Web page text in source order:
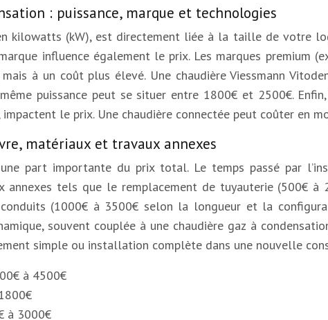
: puissance, marque et technologies
kilowatts (kW), est directement liée à la taille de votre
influence également le prix. Les marques premium
à un coût plus élevé. Une chaudière Viessmann
puissance peut se situer entre 1800€ et 2500€.
le prix. Une chaudière connectée peut coûter en
matériaux et travaux annexes
part importante du prix total. Le temps passé par
annexes tels que le remplacement de tuyauterie (500€ à
(1000€ à 3500€ selon la longueur et la
souvent couplée à une chaudière gaz à
simple ou installation complète dans une nouvelle
à 4500€
à 3000€